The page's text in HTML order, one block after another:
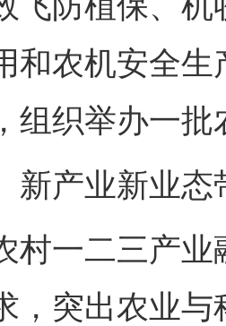
和农机安全
组织举办一
产业新业态
一二三产业
，突出农业